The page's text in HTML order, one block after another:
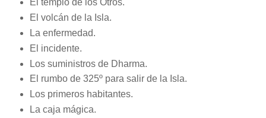
El volcán de la Isla.
La enfermedad.
El incidente.
Los suministros de Dharma.
El rumbo de 325º para salir de la Isla.
Los primeros habitantes.
La caja mágica.